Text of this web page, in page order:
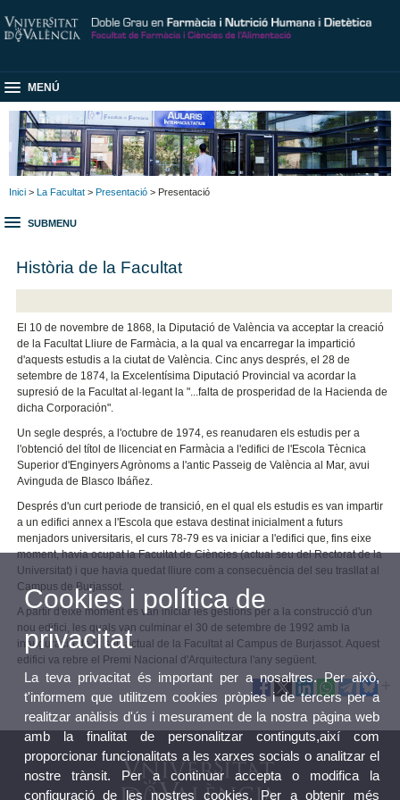
MENÚ
Inici > La Facultat > Presentació > Presentació
SUBMENU
Història de la Facultat
El 10 de novembre de 1868, la Diputació de València va acceptar la creació
de la Facultat Lliure de Farmàcia, a la qual va encarregar la impartició
d'aquests estudis a la ciutat de València. Cinc anys després, el 28 de
setembre de 1874, la Excelentísima Diputació Provincial va acordar la
supresió de la Facultat al·legant la "...falta de prosperidad de la Hacienda de
dicha Corporación".
Un segle després, a l'octubre de 1974, es reanudaren els estudis per a
l'obtenció del títol de llicenciat en Farmàcia a l'edifici de l'Escola Tècnica
Superior d'Enginyers Agrònoms a l'antic Passeig de València al Mar, avui
Avinguda de Blasco Ibáñez.
Després d'un curt periode de transició, en el qual els estudis es van impartir
a un edifici annex a l'Escola que estava destinat inicialment a futurs
menjadors universitaris, el curs 78-79 es va iniciar a l'edifici que, fins eixe
moment, havia ocupat la Facultat de Ciències (actual seu del Rectorat de la
Universitat) i que havia quedat lliure com a consecuència del seu trasllat al
Campus de Burjassot.
A partir d'eixe moment es van iniciar les gestions per a la construcció d'un
nou edifici, les quals van culminar el 30 de setembre de 1992 amb la
inauguració de la seu actual de la Facultat al Campus de Burjassot. Aquest
edifici va rebre el Premi Nacional d'Arquitectura l'any següent.
Cookies i política de
privacitat
La teva privacitat és important per a nosaltres. Per això,
t'informem que utilitzem cookies pròpies i de tercers per a
realitzar anàlisis d'ús i mesurament de la nostra pàgina web
amb la finalitat de personalitzar continguts,així com
proporcionar funcionalitats a les xarxes socials o analitzar el
nostre trànsit. Per a continuar accepta o modifica la
configuració de les nostres cookies. Per a obtenir més